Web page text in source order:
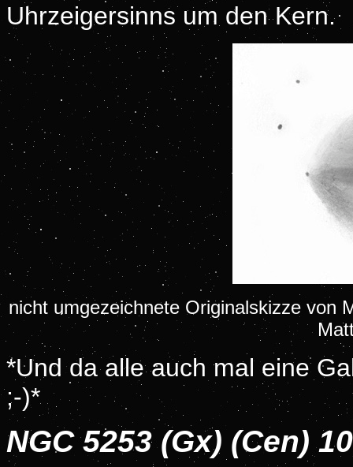
Uhrzeigersinns um den Kern.
nicht umgezeichnete Originalskizze von
*Und da alle auch mal eine
;-)*
NGC 5253 (Gx) (Cen)